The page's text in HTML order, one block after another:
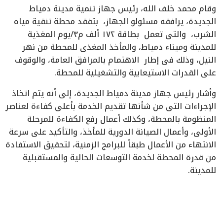
وقام محمد خلف الله، رئيس جهاز تنمية مدينة دمياط
الجديدة، يرافقه مسئولو الجهاز، بتفقد محطة تنقية مياه
الشرب، والتى تعمل بطاقة ١٧٢ ألف م٣/يوم المغذية
للمدينة وميناء دمياط، والمأخذ المغذى للمحطة من نهر
النيل، وذلك فى إطار الاهتمام بالمرافق العامة، والوقوف
على القدرات الاستيعابية والتشغيلية للمحطة.
وأشار رئيس جهاز مدينة دمياط الجديدة، إلى أنه يتم اتخاذ
الإجراءات التى من شأنها تقديم الخدمة بأعلى كفاءة لعناصر
المنظومة بالمحطة، وكذلك أعمال رفع الكفاءة للمرحلة
الأولى، وأعمال الصيانة الدورية للمأخذ، والتأكيد على سرعة
الانتهاء من الأعمال طبقاً للبرامج الزمنية، لتحقيق الاستفادة
من قدرة المحطة لخدمة التوسعات الحالية والمستقبلية
للمدينة.